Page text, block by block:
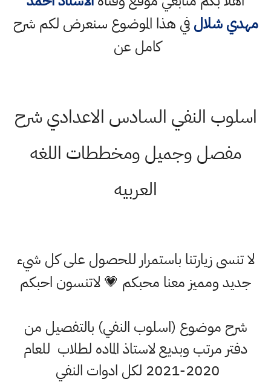
مهدي شلالفي هذا الموضوع سنعرض لكم شرح
كامل عن
اسلوب النفي السادس الاعدادي شرح
مفصل وجميل ومخططات اللغه
العربيه
لا تنسى زيارتنا باستمرار للحصول على كل شيء
جديد ومميز معنا محبكم 💗 لاتنسون احبكم
شرح موضوع (اسلوب النفي) بالتفصيل من
دفتر مرتب وبديع لاستاذ الماده لطلاب للعام
2020-2021 لكل ادوات النفي